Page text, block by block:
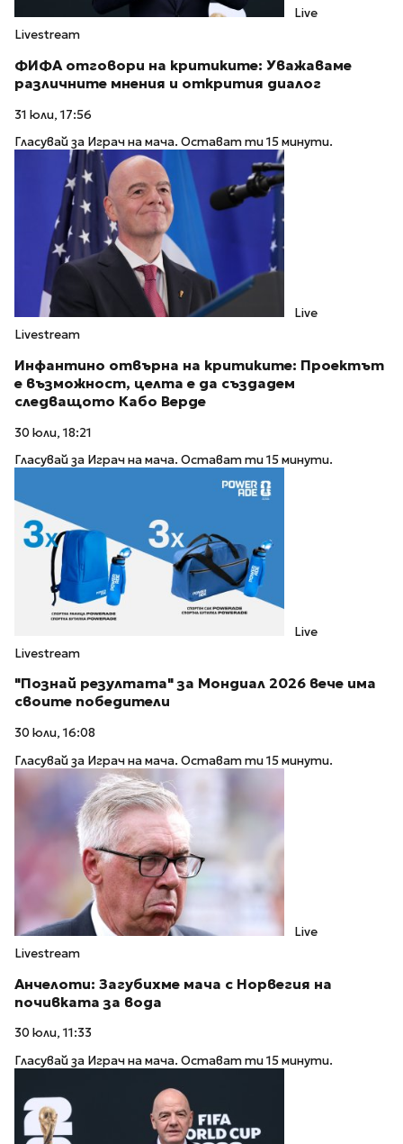
Live
Livestream
ФИФА отговори на критиките: Уважаваме
различните мнения и открития диалог
31 юли, 17:56
Гласувай за Играч на мача. Остават ти 15 минути.
Live
Livestream
Инфантино отвърна на критиките: Проектът
е възможност, целта е да създадем
следващото Кабо Верде
30 юли, 18:21
Гласувай за Играч на мача. Остават ти 15 минути.
Live
Livestream
"Познай резултата" за Мондиал 2026 вече има
своите победители
30 юли, 16:08
Гласувай за Играч на мача. Остават ти 15 минути.
Live
Livestream
Анчелоти: Загубихме мача с Норвегия на
почивката за вода
30 юли, 11:33
Гласувай за Играч на мача. Остават ти 15 минути.